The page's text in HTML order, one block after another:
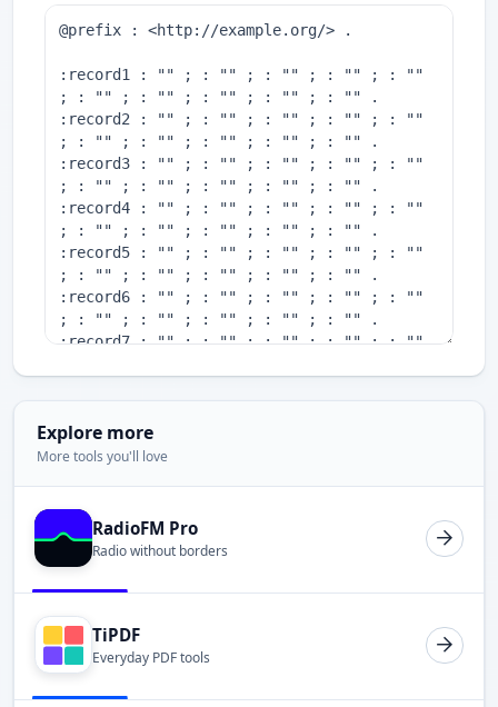
Explore more
More tools you'll love
RadioFM Pro
Radio without borders
TiPDF
Everyday PDF tools